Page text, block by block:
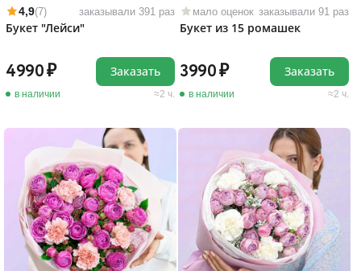
4,9(7) заказывали 391 раз
Букет "Лейси"
4990
в наличии 2 ч.
Заказать
мало оценок заказывали 91 раз
Букет из 15 ромашек
3990
в наличии 2 ч.
Заказать